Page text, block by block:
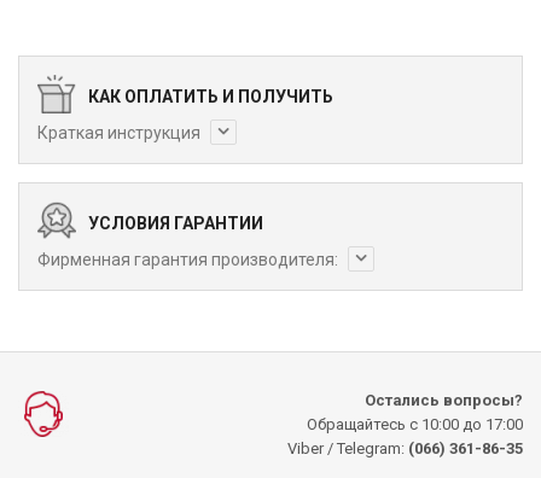
КАК ОПЛАТИТЬ И ПОЛУЧИТЬ
Краткая инструкция
УСЛОВИЯ ГАРАНТИИ
Фирменная гарантия производителя:
Остались вопросы?
Обращайтесь с 10:00 до 17:00
Viber / Telegram: (066) 361-86-35